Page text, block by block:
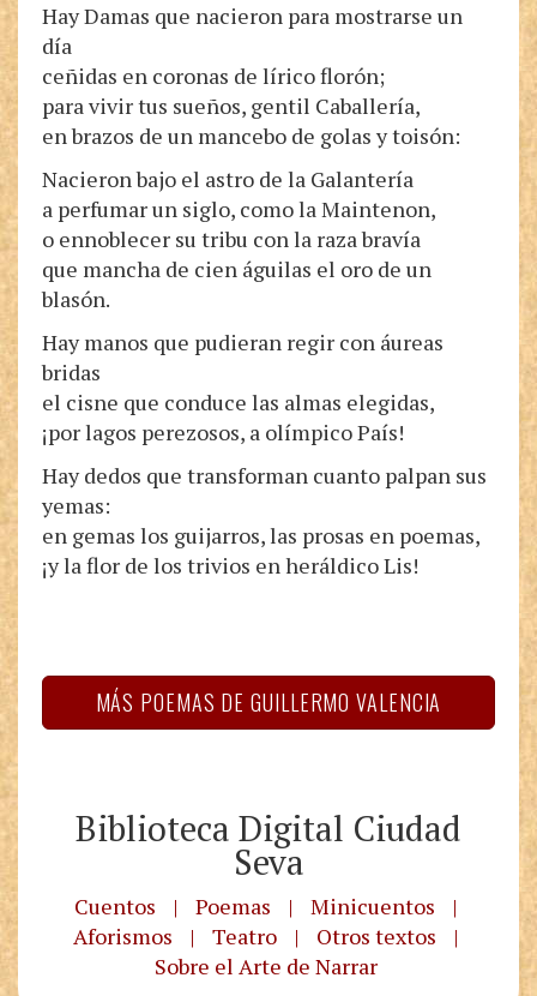
Hay Damas que nacieron para mostrarse un
día
ceñidas en coronas de lírico florón;
para vivir tus sueños, gentil Caballería,
en brazos de un mancebo de golas y toisón:
Nacieron bajo el astro de la Galantería
a perfumar un siglo, como la Maintenon,
o ennoblecer su tribu con la raza bravía
que mancha de cien águilas el oro de un
blasón.
Hay manos que pudieran regir con áureas
bridas
el cisne que conduce las almas elegidas,
¡por lagos perezosos, a olímpico País!
Hay dedos que transforman cuanto palpan sus
yemas:
en gemas los guijarros, las prosas en poemas,
¡y la flor de los trivios en heráldico Lis!
MÁS POEMAS DE GUILLERMO VALENCIA
Biblioteca Digital Ciudad
Seva
Cuentos | Poemas | Minicuentos
|
Aforismos
| Teatro | Otros textos
|
Sobre el Arte de Narrar